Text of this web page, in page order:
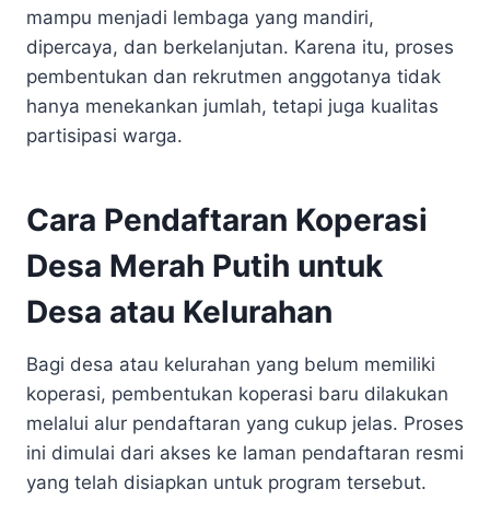
mampu menjadi lembaga yang mandiri,
dipercaya, dan berkelanjutan. Karena itu, proses
pembentukan dan rekrutmen anggotanya tidak
hanya menekankan jumlah, tetapi juga kualitas
partisipasi warga.
Cara Pendaftaran Koperasi
Desa Merah Putih untuk
Desa atau Kelurahan
Bagi desa atau kelurahan yang belum memiliki
koperasi, pembentukan koperasi baru dilakukan
melalui alur pendaftaran yang cukup jelas. Proses
ini dimulai dari akses ke laman pendaftaran resmi
yang telah disiapkan untuk program tersebut.